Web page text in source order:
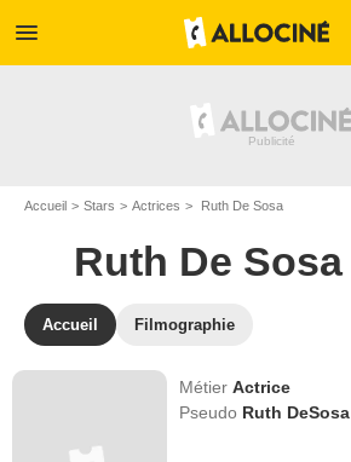
menu
Accueil Stars Actrices Ruth De Sosa
Ruth De Sosa
Accueil Filmographie
MétierActrice
Pseudo Ruth DeSosa